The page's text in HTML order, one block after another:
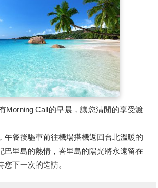
Morning Call的早晨，讓您清閒的享受渡
午餐後驅車前往機場搭機返回台北溫暖的
巴里島的熱情，峇里島的陽光將永遠留在
下一次的造訪。